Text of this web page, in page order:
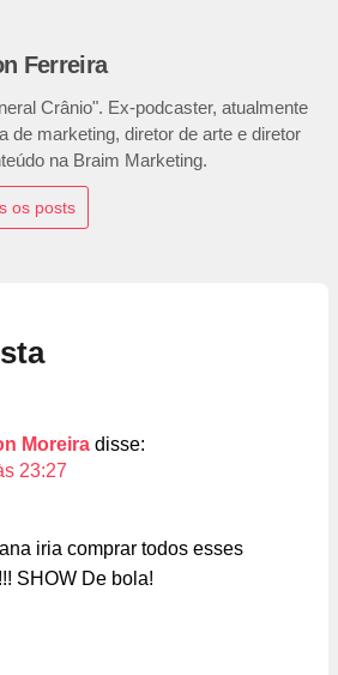
Ferreira
Crânio". Ex-podcaster, atualmente
de marketing, diretor de arte e diretor
na Braim Marketing.
os posts
Moreira disse:
23:27
iria comprar todos esses
SHOW De bola!